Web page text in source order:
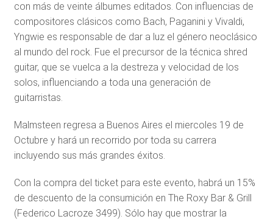
con más de veinte álbumes editados. Con influencias de
compositores clásicos como Bach, Paganini y Vivaldi,
Yngwie es responsable de dar a luz el género neoclásico
al mundo del rock. Fue el precursor de la técnica shred
guitar, que se vuelca a la destreza y velocidad de los
solos, influenciando a toda una generación de
guitarristas.
Malmsteen regresa a Buenos Aires el miercoles 19 de
Octubre y hará un recorrido por toda su carrera
incluyendo sus más grandes éxitos.
Con la compra del ticket para este evento, habrá un 15%
de descuento de la consumición en The Roxy Bar & Grill
(Federico Lacroze 3499). Sólo hay que mostrar la